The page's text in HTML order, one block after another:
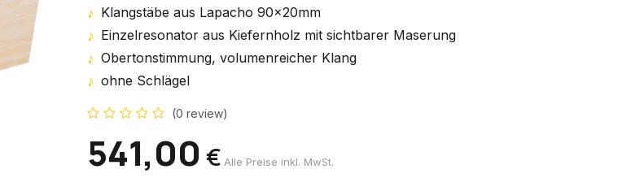
♪ Klangstäbe aus Lapacho 90x20mm
♪ Einzelresonator aus Kiefernholz mit sichtbarer Maserung
♪ Obertonstimmung, volumenreicher Klang
♪ ohne Schlägel
(0 review)
541,00 € Alle Preise inkl. MwSt.